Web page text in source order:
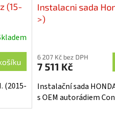
(15-
(2015-
Instalacni sada
>)
6 207 Kč bez DPH
7 511 Kč
Instalační sada
s OEM autorádiem